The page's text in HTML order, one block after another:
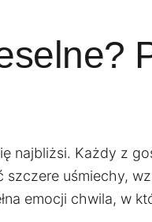
najbliżsi. Każdy z
uśmiechy,
emocji chwila, w